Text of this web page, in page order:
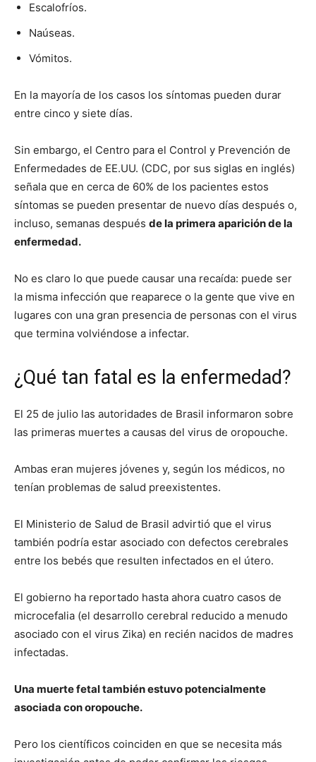
Escalofríos.
Naúseas.
Vómitos.
En la mayoría de los casos los síntomas pueden durar
entre cinco y siete días.
Sin embargo, el Centro para el Control y Prevención de
Enfermedades de EE.UU. (CDC, por sus siglas en inglés)
señala que en cerca de 60% de los pacientes estos
síntomas se pueden presentar de nuevo días después o,
incluso, semanas después de la primera aparición de la
enfermedad.
No es claro lo que puede causar una recaída: puede ser
la misma infección que reaparece o la gente que vive en
lugares con una gran presencia de personas con el virus
que termina volviéndose a infectar.
¿Qué tan fatal es la enfermedad?
El 25 de julio las autoridades de Brasil informaron sobre
las primeras muertes a causas del virus de oropouche.
Ambas eran mujeres jóvenes y, según los médicos, no
tenían problemas de salud preexistentes.
El Ministerio de Salud de Brasil advirtió que el virus
también podría estar asociado con defectos cerebrales
entre los bebés que resulten infectados en el útero.
El gobierno ha reportado hasta ahora cuatro casos de
microcefalia (el desarrollo cerebral reducido a menudo
asociado con el virus Zika) en recién nacidos de madres
infectadas.
Una muerte fetal también estuvo potencialmente
asociada con oropouche.
Pero los científicos coinciden en que se necesita más